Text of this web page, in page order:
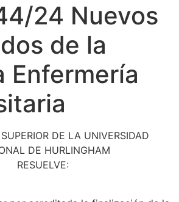
24 Nuevos
de la
Enfermería
DE LA UNIVERSIDAD
DE HURLINGHAM
RESUELVE: